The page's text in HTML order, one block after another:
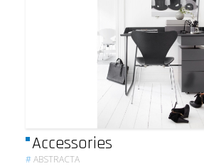
Accessories
#ABSTRACTA